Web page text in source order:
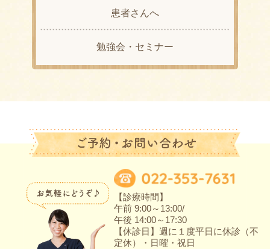
患者さんへ
勉強会・セミナー
【診療時間】
午前 9:00～13:00/
午後 14:00～17:30
【休診日】週に１度平日に休診（不
定休）・日曜・祝日